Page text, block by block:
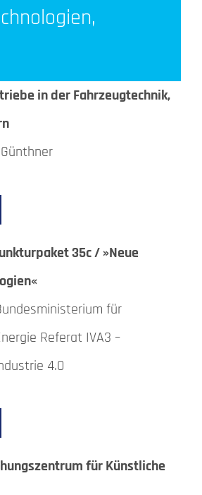
in der Fahrzeugtechnik,
35c / »Neue
für
Referat IVA3 –
4.0
für Künstliche